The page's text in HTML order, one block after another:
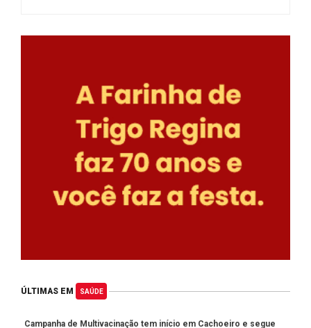
ÚLTIMAS EM SAÚDE
Campanha de Multivacinação tem início em Cachoeiro e segue